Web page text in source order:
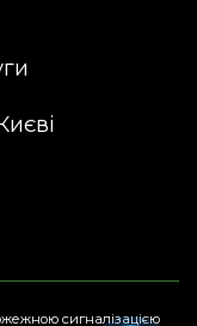
сигналізацією